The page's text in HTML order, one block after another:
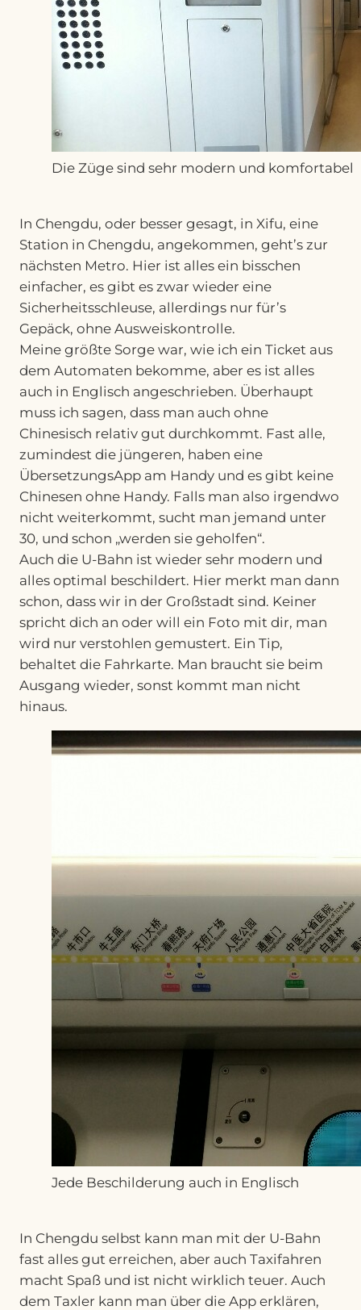
Die Züge sind sehr modern und komfortabel
In Chengdu, oder besser gesagt, in Xifu, eine
Station in Chengdu, angekommen, geht’s zur
nächsten Metro. Hier ist alles ein bisschen
einfacher, es gibt es zwar wieder eine
Sicherheitsschleuse, allerdings nur für’s
Gepäck, ohne Ausweiskontrolle.
Meine größte Sorge war, wie ich ein Ticket aus
dem Automaten bekomme, aber es ist alles
auch in Englisch angeschrieben. Überhaupt
muss ich sagen, dass man auch ohne
Chinesisch relativ gut durchkommt. Fast alle,
zumindest die jüngeren, haben eine
ÜbersetzungsApp am Handy und es gibt keine
Chinesen ohne Handy. Falls man also irgendwo
nicht weiterkommt, sucht man jemand unter
30, und schon „werden sie geholfen“.
Auch die U-Bahn ist wieder sehr modern und
alles optimal beschildert. Hier merkt man dann
schon, dass wir in der Großstadt sind. Keiner
spricht dich an oder will ein Foto mit dir, man
wird nur verstohlen gemustert. Ein Tip,
behaltet die Fahrkarte. Man braucht sie beim
Ausgang wieder, sonst kommt man nicht
hinaus.
Jede Beschilderung auch in Englisch
In Chengdu selbst kann man mit der U-Bahn
fast alles gut erreichen, aber auch Taxifahren
macht Spaß und ist nicht wirklich teuer. Auch
dem Taxler kann man über die App erklären,